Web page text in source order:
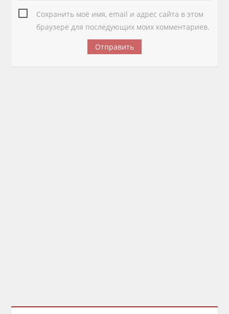
Сохранить моё имя, email и адрес сайта в этом
браузере для последующих моих комментариев.